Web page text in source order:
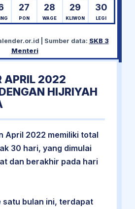
27
PON
28
WAGE
29
KLIWON
30
LEGI
| Sumber data: SKB 3
Menteri
APRIL 2022
HIJRIYAH
April 2022 memiliki total
30 hari, yang dimulai
dan berakhir pada hari
satu bulan ini, terdapat